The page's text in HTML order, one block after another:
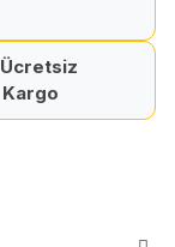
Ücretsiz
Kargo